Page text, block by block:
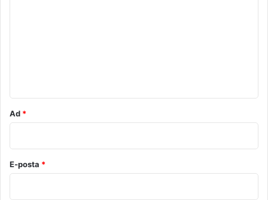
Ad *
E-posta *